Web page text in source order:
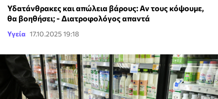
Υδατάνθρακες και απώλεια βάρους: Αν τους κόψουμε,
θα βοηθήσει; - Διατροφολόγος απαντά
Υγεία 17.10.2025 19:18